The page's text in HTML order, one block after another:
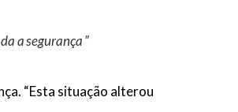
a segurança ”
“Esta situação alterou